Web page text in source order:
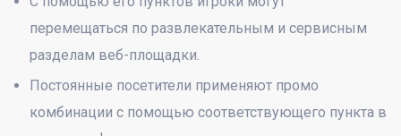
перемещаться по развлекательным и сервисным
разделам веб-площадки.
Постоянные посетители применяют промо
комбинации с помощью соответствующего пункта в